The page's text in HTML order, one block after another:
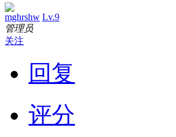
mghrshw Lv.9
管理员
关注
回复
评分